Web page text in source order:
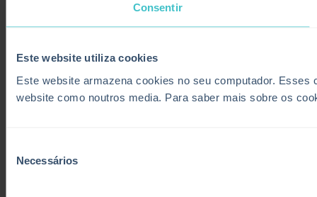
Consentir
Este website utiliza cookies
Este website armazena cookies no seu computador.
website como noutros media. Para saber mais sobre os
Necessários